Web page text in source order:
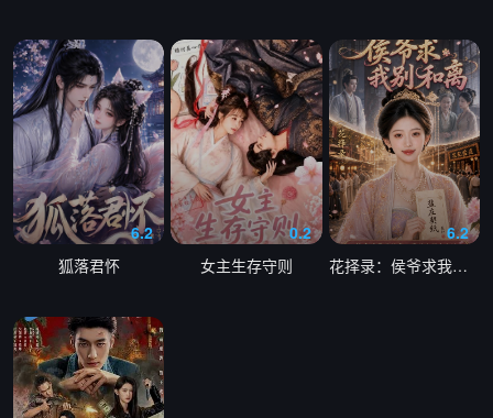
6.2
狐落君怀
0.2
女主生存守则
6.2
花择录：侯爷求我别和离